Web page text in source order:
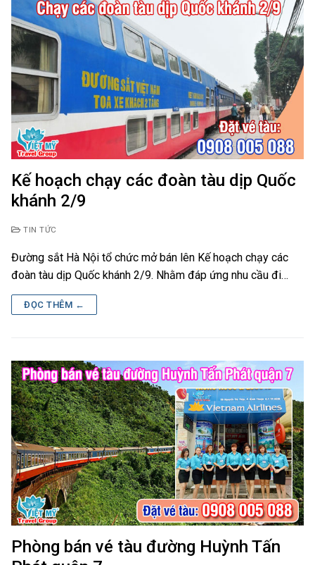
Kế hoạch chạy các đoàn tàu dịp Quốc
khánh 2/9
TIN TỨC
Đường sắt Hà Nội tổ chức mở bán lên Kế hoạch chạy các
đoàn tàu dịp Quốc khánh 2/9. Nhằm đáp ứng nhu cầu đi…
ĐỌC THÊM ←
Phòng bán vé tàu đường Huỳnh Tấn